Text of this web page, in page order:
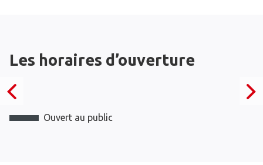
Les horaires d’ouverture
Ouvert au public